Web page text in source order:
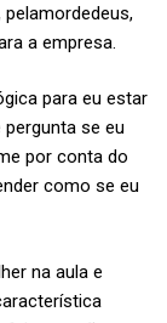
a empresa.
para eu estar
pergunta se eu
por conta do
como se eu
na aula e